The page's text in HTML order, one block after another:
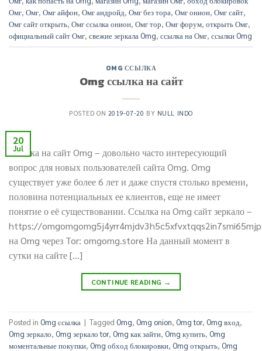
Омг, Омг, Омг айфон, Омг андройд, Омг без тора, Омг онион, Омг сайт,
Омг сайт открыть, Омг ссылка онион, Омг тор, Омг форум, открыть Омг,
официальный сайт Омг, свежие зеркала Omg, ссылка на Омг, ссылки Omg
OMG ССЫЛКА
Omg ссылка на сайт
POSTED ON 2019-07-20 BY NULL INDO
20
Jul
Ссылка на сайт Omg – довольно часто интересующий
вопрос для новых пользователей сайта Omg. Omg
существует уже более 6 лет и даже спустя столько времени,
половина потенциальных ее клиентов, еще не имеет
понятие о её существовании. Ссылка на Omg сайт зеркало –
https://
на Omg через Tor: omgomg.store На данный момент в
сутки на сайте […]
CONTINUE READING →
Posted in Omg ссылка | Tagged Omg, Omg onion, Omg tor, Omg вход,
Omg зеркало, Omg зеркало tor, Omg как зайти, Omg купить, Omg
моментальные покупки, Omg обход блокировки, Omg открыть, Omg